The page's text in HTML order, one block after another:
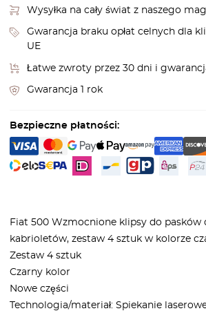
Wysyłka na cały świat z naszego
Gwarancja braku opłat celnych dla
UE
Łatwe zwroty przez 30 dni i
Gwarancja 1 rok
Bezpieczne płatności:
Fiat 500 Wzmocnione klipsy do pasków
kabrioletów, zestaw 4 sztuk w kolorze
Zestaw 4 sztuk
Czarny kolor
Nowe części
Technologia/materiał: Spiekanie